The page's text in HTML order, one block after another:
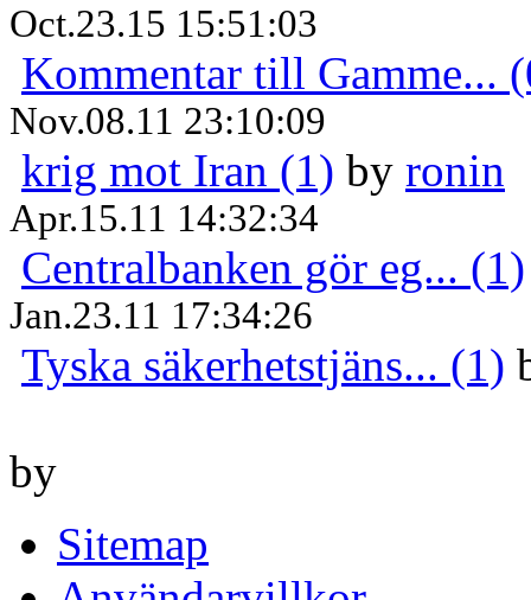
Oct.23.15 15:51:03
Kommentar till Gamme...
Nov.08.11 23:10:09
krig mot Iran (1) by ronin
Apr.15.11 14:32:34
Centralbanken gör eg... (1)
Jan.23.11 17:34:26
Tyska säkerhetstjäns... (1)
by
Sitemap